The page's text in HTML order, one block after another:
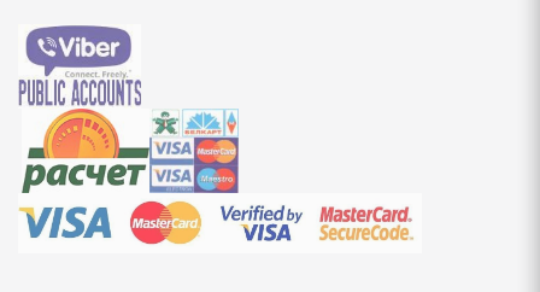
для упаковки
ДЛЯ
ОБРАБОТКИ